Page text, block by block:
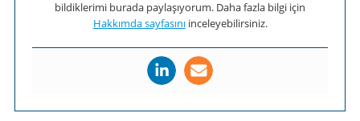
bildiklerimi burada paylaşıyorum. Daha fazla bilgi için
Hakkımda sayfasınıinceleyebilirsiniz.